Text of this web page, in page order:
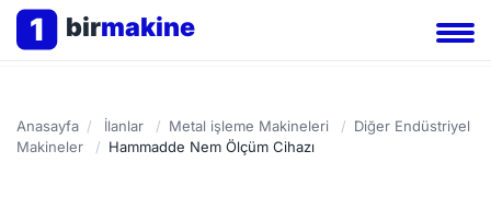
1 birmakine
Anasayfa / İlanlar / Metal işleme Makineleri / Diğer Endüstriyel
Makineler
/ Hammadde Nem Ölçüm Cihazı